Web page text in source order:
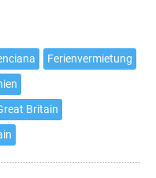
Ferienvermietung
Britain